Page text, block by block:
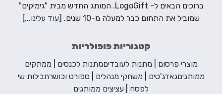
ברוכים הבאים ל- LogoGift. המותג החדש מבית "גימיקים"
שמוביל את התחום כבר למעלה מ-10 שנים.
[עוד עלינו...]
קטגוריות פופולריות
מוצרי פרסום מתנות לעובדיםמתנות לכנסים
ממתקים
ממותגיםגאדג'טים משחקי מנהלים ספורט וכושרחבילות שי
לפסח
עציצים ממותגים